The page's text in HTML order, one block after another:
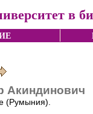
в
(Румыния).